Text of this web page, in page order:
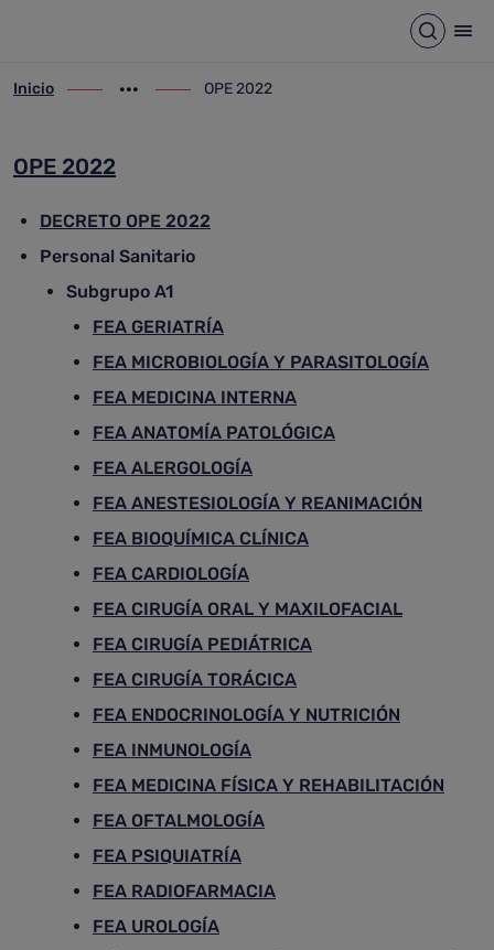
Abrir
ir-a inicio
Inicio
Mostrar opciones del camino de migas
ir-a OPE 2022
OPE 2022
OPE 2022
DECRETO OPE 2022
Personal Sanitario
Subgrupo A1
FEA GERIATRÍA
FEA MICROBIOLOGÍA Y PARASITOLOGÍA
FEA MEDICINA INTERNA
FEA ANATOMÍA PATOLÓGICA
FEA ALERGOLOGÍA
FEA ANESTESIOLOGÍA Y REANIMACIÓN
FEA BIOQUÍMICA CLÍNICA
FEA CARDIOLOGÍA
FEA CIRUGÍA ORAL Y MAXILOFACIAL
FEA CIRUGÍA PEDIÁTRICA
FEA CIRUGÍA TORÁCICA
FEA ENDOCRINOLOGÍA Y NUTRICIÓN
FEA INMUNOLOGÍA
FEA MEDICINA FÍSICA Y REHABILITACIÓN
FEA OFTALMOLOGÍA
FEA PSIQUIATRÍA
FEA RADIOFARMACIA
FEA UROLOGÍA